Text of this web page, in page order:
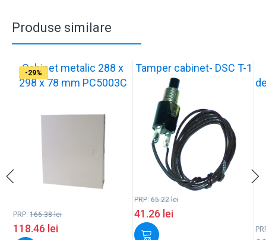
Produse similare
-29%
Cabinet metalic 288 x
298 x 78 mm PC5003C
PRP: 166.38lei
118.46 lei
-37% Tamper cabinet- DSC T-1
PRP: 65.22lei
41.26 lei
-17%
-17%
-17%
-17%
-17%
-17%
-33%
-29%